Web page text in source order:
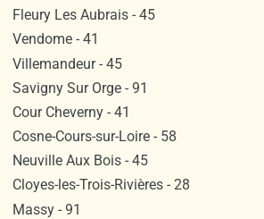
Fleury Les Aubrais - 45
Vendome - 41
Villemandeur - 45
Savigny Sur Orge - 91
Cour Cheverny - 41
Cosne-Cours-sur-Loire - 58
Neuville Aux Bois - 45
Cloyes-les-Trois-Rivières - 28
Massy - 91